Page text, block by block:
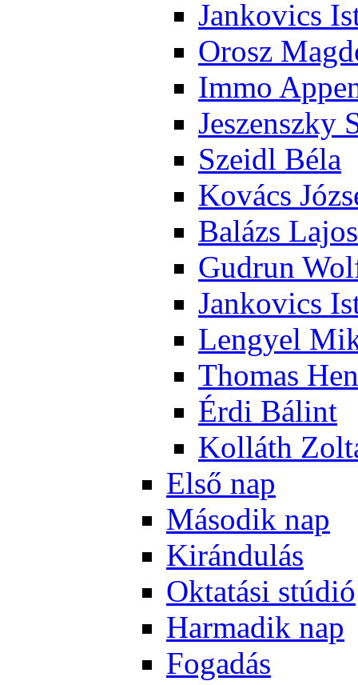
Jan­ko­vics
Orosz
Im­mo
Je­szensz­ky
Szeidl Bé­la
Ko­vács
Ba­lázs La­jos
Gud­run
Jan­ko­vics
Len­gyel
Tho­mas
Ér­di Bá­lint
Kol­láth
El­ső nap
Má­so­dik nap
Ki­rán­du­lás
Ok­ta­tá­si stú­dió
Har­ma­dik nap
Fo­ga­dás